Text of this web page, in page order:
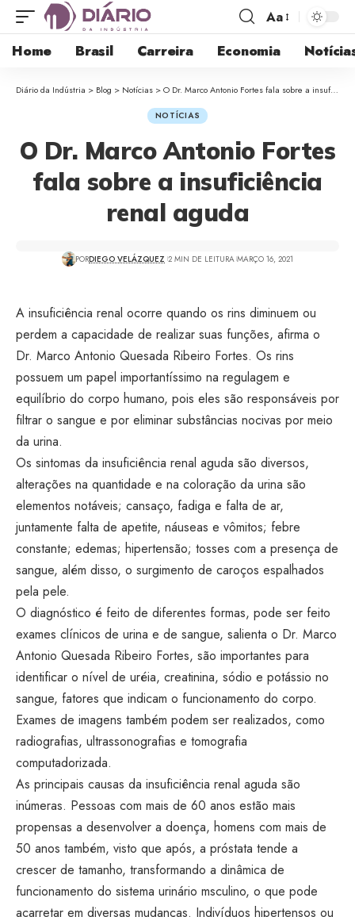
Aa
Home Brasil Carreira Economia
Diário da Indústria > Blog > Notícias >O Dr. Marco Antonio Fortes fala sobre a insuficiência renal aguda
NOTÍCIAS
O Dr. Marco Antonio Fortes
fala sobre a insuficiência
renal aguda
PORDIEGO VELÁZQUEZ 2 MIN DE LEITURA MARÇO 16, 2021
A insuficiência renal ocorre quando os rins diminuem ou
perdem a capacidade de realizar suas funções, afirma o
Dr. Marco Antonio Quesada Ribeiro Fortes. Os rins
possuem um papel importantíssimo na regulagem e
equilíbrio do corpo humano, pois eles são responsáveis por
filtrar o sangue e por eliminar substâncias nocivas por meio
da urina.
Os sintomas da insuficiência renal aguda são diversos,
alterações na quantidade e na coloração da urina são
elementos notáveis; cansaço, fadiga e falta de ar,
juntamente falta de apetite, náuseas e vômitos; febre
constante; edemas; hipertensão; tosses com a presença de
sangue, além disso, o surgimento de caroços espalhados
pela pele.
O diagnóstico é feito de diferentes formas, pode ser feito
exames clínicos de urina e de sangue, salienta o Dr. Marco
Antonio Quesada Ribeiro Fortes, são importantes para
identificar o nível de uréia, creatinina, sódio e potássio no
sangue, fatores que indicam o funcionamento do corpo.
Exames de imagens também podem ser realizados, como
radiografias, ultrassonografias e tomografia
computadorizada.
As principais causas da insuficiência renal aguda são
inúmeras. Pessoas com mais de 60 anos estão mais
propensas a desenvolver a doença, homens com mais de
50 anos também, visto que após, a próstata tende a
crescer de tamanho, transformando a dinâmica de
funcionamento do sistema urinário msculino, o que pode
acarretar em diversas mudanças. Indivíduos hipertensos ou